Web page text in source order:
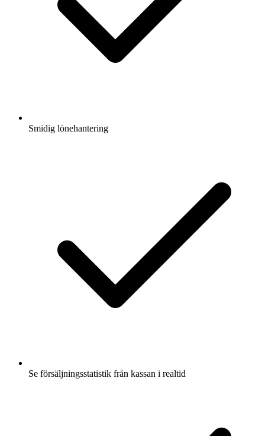
Smidig lönehantering
Se försäljningsstatistik från kassan i realtid